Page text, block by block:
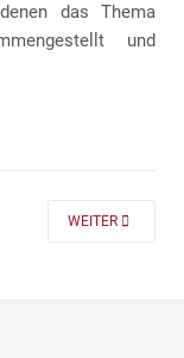
das Thema
und
FÜR DIE KLASSEN 7
NEXT ARTICLE:
WEITER